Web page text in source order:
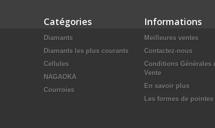
Catégories
Diamants
Diamants les plus courants
Cellules
NAGAOKA
Courroies
Informations
Meilleures ventes
Contactez-nous
Conditions Générales
Vente
En savoir plus
Les formes de pointes